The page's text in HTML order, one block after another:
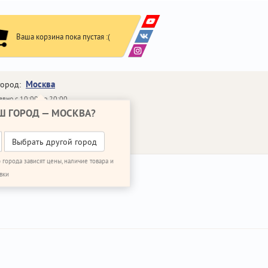
Ваша корзина пока пустая :(
Москва
ГОРОД — МОСКВА?
Выбрать другой город
зависят цены, наличие товара и
с 10:00 до 20:00
648-64-30
МНЕ